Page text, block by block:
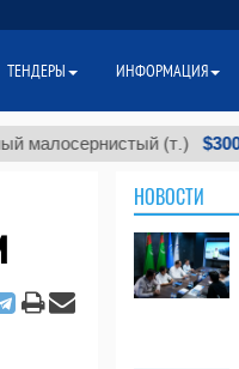
(т.) $300
НОВОСТИ
ТЕНДЕРЫ ИНФОРМАЦИЯ